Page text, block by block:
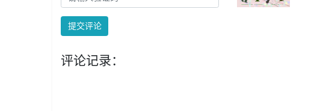
提交评论
评论记录：